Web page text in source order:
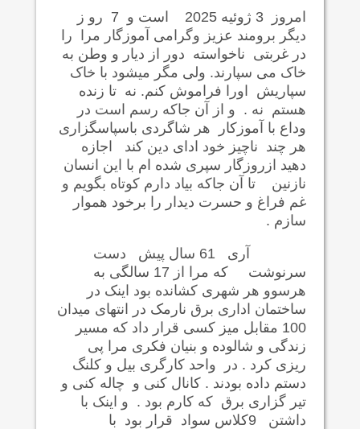
امروز 3 ژوئیه 2025 است و 7 رو ز
دیگر برومند عزیز وگرامی آموزگار مرا را
در غربتی ناخواسته دور از دیار و وطن به
خاک می سپارند. ولی مگر میشود با خاک
سپاریش اورا فراموش کنم. نه تا زنده
هستم نه . و از آن جاکه رسم است در
وداع با آموزکار هر شاگردی باسپاسگزاری
هر چند ناچیز خود ادای دین کند اجازه
دهید ازروزگار سپری شده ام با این انسان
نازنین تا آن جاکه بیاد دارم کوتاه بگویم و
غم فراغ و حسرت دیدار را برخود هموار
سازم .
آری 61 سال پیش دست
سرنوشت که مرا از 17 سالگی به
هرسوو هر شهری کشانده بود اینک در
ساختمان اداری برق نارمک در انتهای میدان
100 مقابل میز کسی قرار داد که مسیر
زندگی و شالوده و بنیان فکری مرا پی
ریزی کرد . در واحد کارگری بیل و کلنگ
دستم داده بودند . کانال کنی و چاله کنی و
تیر گزاری برق که کارم بود . و اینک با
داشتن 9کلاس سواد قرار بود با